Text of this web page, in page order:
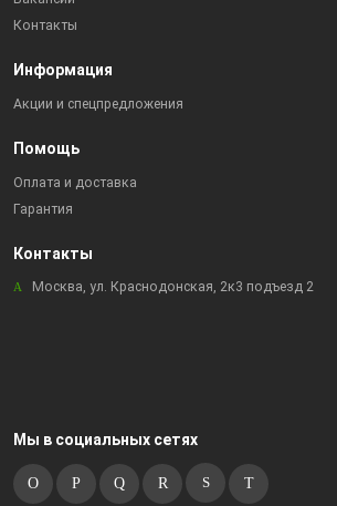
Контакты
Информация
Акции и спецпредложения
Помощь
Оплата и доставка
Гарантия
Контакты
Москва, ул. Краснодонская, 2к3 подъезд 2
Мы в социальных сетях